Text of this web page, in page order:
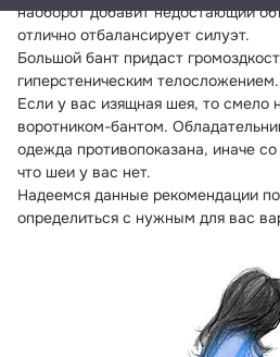
наоборот добавит недостающий
отлично отбалансирует силуэт.
Большой бант придаст
гиперстеническим телосложением.
Если у вас изящная шея, то смело
воротником-бантом.
одежда противопоказана, иначе
что шеи у вас нет.
Надеемся данные рекомендации
определиться с нужным для вас